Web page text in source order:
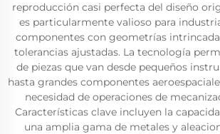
reproducción casi perfecta del diseño
es particularmente valioso para
componentes con geometrías
tolerancias ajustadas. La tecnología
de piezas que van desde pequeños
hasta grandes componentes
necesidad de operaciones de
Características clave incluyen la
una amplia gama de metales y